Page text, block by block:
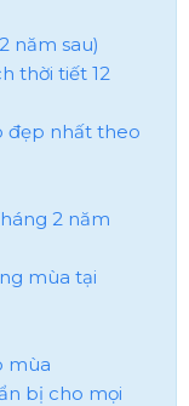
năm sau)
thời tiết 12
đẹp nhất theo
2 năm
mùa tại
mùa
bị cho mọi